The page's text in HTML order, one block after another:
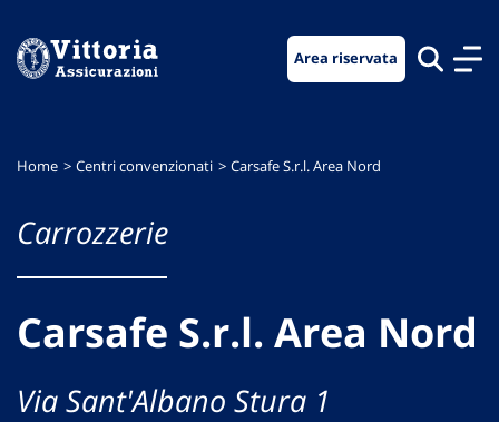
menu
contenuto
footer
Area riservata
Home Centri convenzionati Carsafe S.r.l. Area Nord
Carrozzerie
Carsafe S.r.l. Area Nord
Via Sant'Albano Stura 1